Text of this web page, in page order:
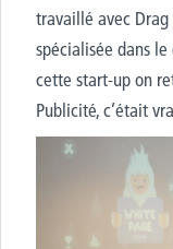
travaillé avec Drag
spécialisée dans
cette start-up on
Publicité, c’était